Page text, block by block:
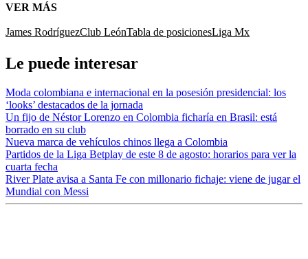
VER MÁS
James RodríguezClub LeónTabla de posicionesLiga Mx
Le puede interesar
Moda colombiana e internacional en la posesión presidencial: los
‘looks’ destacados de la jornada
Un fijo de Néstor Lorenzo en Colombia ficharía en Brasil: está
borrado en su club
Nueva marca de vehículos chinos llega a Colombia
Partidos de la Liga Betplay de este 8 de agosto: horarios para ver la
cuarta fecha
River Plate avisa a Santa Fe con millonario fichaje: viene de jugar el
Mundial con Messi